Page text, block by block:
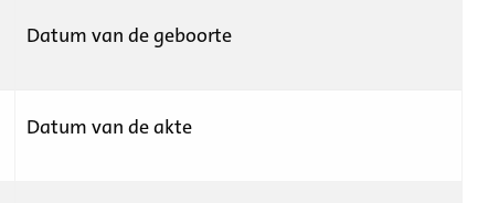
Datum van de geboorte
Datum van de akte